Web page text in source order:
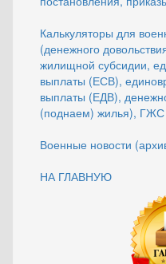
Калькуляторы для
(денежного
жилищной субсидии,
выплаты (ЕСВ),
выплаты (ЕДВ),
(поднаем) жилья), ГЖС
Военные новости
НА ГЛАВНУЮ